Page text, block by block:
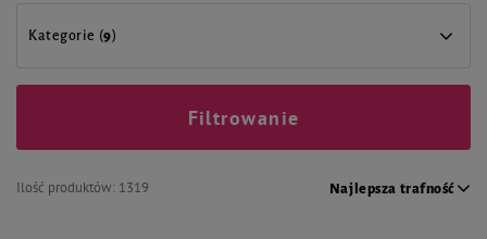
Kategorie (9)
Ilość produktów: 1319 Najlepsza trafność
Filtrowanie